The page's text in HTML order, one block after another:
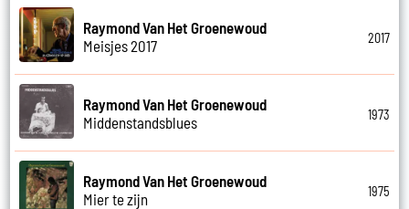
Raymond Van Het Groenewoud
Meisjes 2017
2017
Raymond Van Het Groenewoud
Middenstandsblues
1973
Raymond Van Het Groenewoud
Mier te zijn
1975